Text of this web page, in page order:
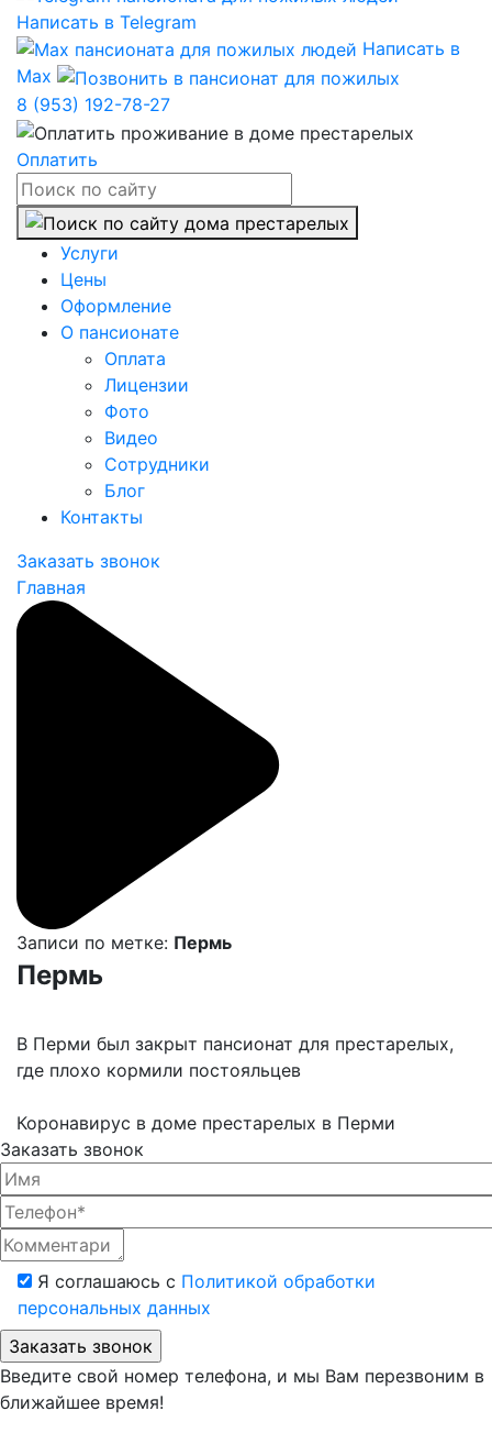
Написать в Telegram
Написать в
Max
8 (953) 192-78-27
Оплатить
Услуги
Цены
Оформление
О пансионате
Оплата
Лицензии
Фото
Видео
Сотрудники
Блог
Контакты
Заказать звонок
Главная
Записи по метке: Пермь
Пермь
В Перми был закрыт пансионат для престарелых,
где плохо кормили постояльцев
Коронавирус в доме престарелых в Перми
Заказать звонок
Я соглашаюсь с Политикой обработки
персональных данных
Введите свой номер телефона, и мы Вам перезвоним в
ближайшее время!